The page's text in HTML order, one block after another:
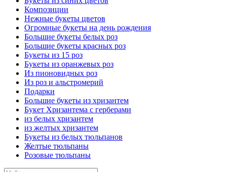
Композиции
Нежные букеты цветов
Огромные букеты на день рождения
Большие букеты белых роз
Большие букеты красных роз
Букеты из 15 роз
Букеты из оранжевых роз
Из пионовидных роз
Из роз и альстромерий
Подарки
Большие букеты из хризантем
Букет Хризантема с герберами
из белых хризантем
из желтых хризантем
Букеты из белых тюльпанов
Желтые тюльпаны
Розовые тюльпаны